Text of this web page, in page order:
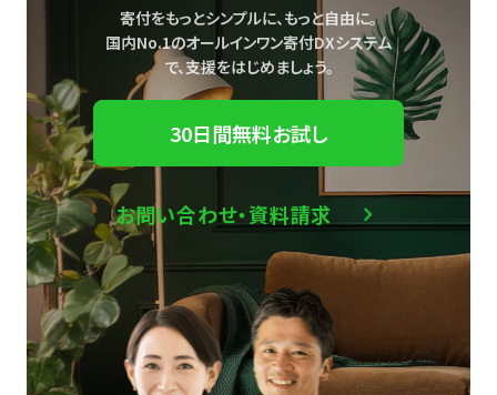
寄付をもっとシンプルに、もっと自由に。
国内No.1のオールインワン寄付DXシステム
で、支援をはじめましょう。
30日間無料お試し
お問い合わせ・資料請求